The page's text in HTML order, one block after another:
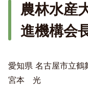
農林水産
進機構会
愛知県 名古屋市立鶴
宮本 光